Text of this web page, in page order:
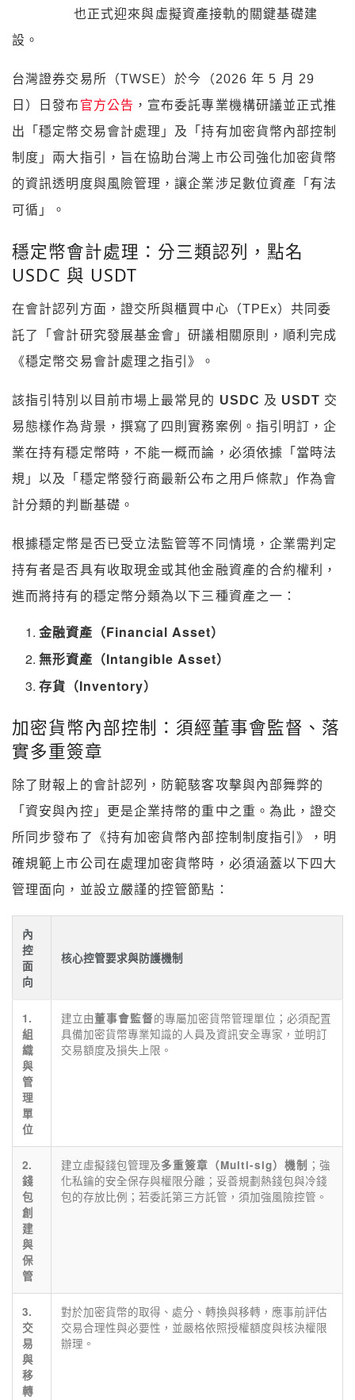
也正式迎來與虛擬資產接軌的關鍵基礎建
設。
台灣證券交易所（TWSE）於今（2026 年 5 月 29
日）日發布 官方公告 ，宣布委託專業機構研議並正式推
出「穩定幣交易會計處理」及「持有加密貨幣內部控制
制度」兩大指引，旨在協助台灣上市公司強化加密貨幣
的資訊透明度與風險管理，讓企業涉足數位資產「有法
可循」。
穩定幣會計處理：分三類認列，點名
USDC 與 USDT
在會計認列方面，證交所與櫃買中心（TPEx）共同委
託了「會計研究發展基金會」研議相關原則，順利完成
《穩定幣交易會計處理之指引》。
該指引特別以目前市場上最常見的 USDC 及 USDT 交
易態樣作為背景，撰寫了四則實務案例。指引明訂，企
業在持有穩定幣時，不能一概而論，必須依據「當時法
規」以及「穩定幣發行商最新公布之用戶條款」作為會
計分類的判斷基礎。
根據穩定幣是否已受立法監管等不同情境，企業需判定
持有者是否具有收取現金或其他金融資產的合約權利，
進而將持有的穩定幣分類為以下三種資產之一：
金融資產（Financial Asset）
無形資產（Intangible Asset）
存貨（Inventory）
加密貨幣內部控制：須經董事會監督、落
實多重簽章
除了財報上的會計認列，防範駭客攻擊與內部舞弊的
「資安與內控」更是企業持幣的重中之重。為此，證交
所同步發布了《持有加密貨幣內部控制制度指引》，明
確規範上市公司在處理加密貨幣時，必須涵蓋以下四大
管理面向，並設立嚴謹的控管節點：
內
控
面
向
核心控管要求與防護機制
1.
組
織
與
管
理
單
位
建立由董事會監督的專屬加密貨幣管理單位；必須配置
具備加密貨幣專業知識的人員及資訊安全專家，並明訂
交易額度及損失上限。
2.
錢
包
創
建
與
保
管
建立虛擬錢包管理及多重簽章（Multi-sig）機制 ；強
化私鑰的安全保存與權限分離；妥善規劃熱錢包與冷錢
包的存放比例；若委託第三方託管，須加強風險控管。
3.
交
易
與
移
轉
對於加密貨幣的取得、處分、轉換與移轉，應事前評估
交易合理性與必要性，並嚴格依照授權額度與核決權限
辦理。